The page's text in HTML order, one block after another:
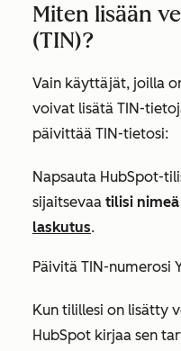
Miten lisään
(TIN)?
Vain käyttäjät, joilla
voivat lisätä TIN-
päivittää TIN-tietosi:
Napsauta HubSpot-
sijaitsevaa tilisi nimeä
laskutus.
Päivitä TIN-numerosi
Kun tilillesi on lisätty
HubSpot kirjaa sen